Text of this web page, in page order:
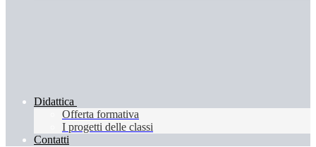
Didattica
Offerta formativa
I progetti delle classi
Contatti